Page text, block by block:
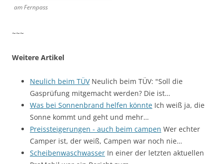
am Fernpass
~~~
Weitere Artikel
Neulich beim TÜVNeulich beim TÜV: "Soll die
Gasprüfung mitgemacht werden? Die ist…
Was bei Sonnenbrand helfen könnte Ich weiß ja, die
Sonne kommt und geht und mehr…
Preissteigerungen - auch beim campen Wer echter
Camper ist, der weiß, Campen war noch nie…
Scheibenwaschwasser In einer der letzten aktuellen